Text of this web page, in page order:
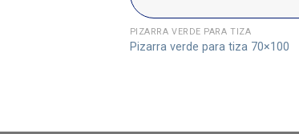
PIZARRA VERDE PARA TIZA
Pizarra verde para tiza 70×100